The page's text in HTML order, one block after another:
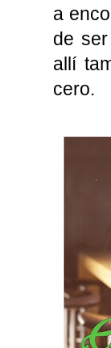
a
de
allí
cero.